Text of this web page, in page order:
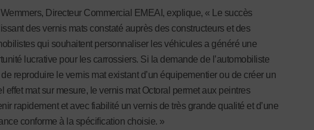
Directeur Commercial EMEAI, explique, « Le succès
des vernis mats constaté auprès des constructeurs et des
qui souhaitent personnaliser les véhicules a généré une
lucrative pour les carrossiers. Si la demande de l’automobiliste
reproduire le vernis mat existant d’un équipementier ou de créer un
effet mat sur mesure, le vernis mat Octoral permet aux peintres
rapidement et avec fiabilité un vernis de très grande qualité et d’une
conforme à la spécification choisie. »